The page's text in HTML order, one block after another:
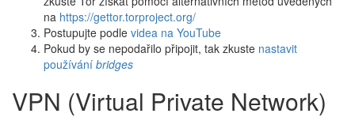
na https://gettor.torproject.org/
Postupujte podle videa na YouTube
Pokud by se nepodařilo připojit, tak zkuste nastavit
používání bridges
VPN (Virtual Private Network)